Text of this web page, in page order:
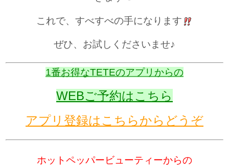
これで、すべすべの手になります
ぜひ、お試しくださいませ♪
1番お得なTETEのアプリからの
WEBご予約はこちら
アプリ登録はこちらからどうぞ
ホットペッパービューティーからの